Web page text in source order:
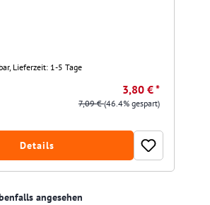
Lieferzeit: 1-5 Tage
3,80 € *
7,09 €(46.4% gespart)
Details
angesehen